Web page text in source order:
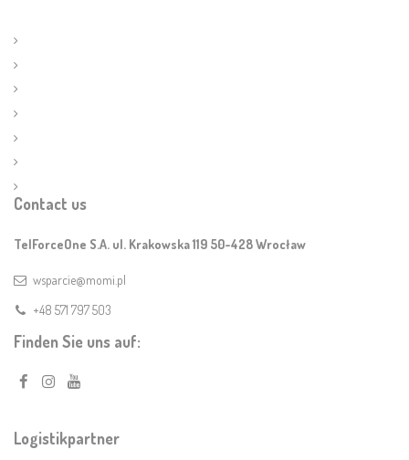
Contact us
TelForceOne S.A. ul. Krakowska 119 50-428 Wrocław
wsparcie@momi.pl
+48 571 797 503
Finden Sie uns auf:
Logistikpartner